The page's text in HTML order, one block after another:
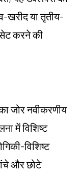
खरीद या तृतीय-
करने की
जोर नवीकरणीय
में विशिष्ट
विशिष्ट
और छोटे